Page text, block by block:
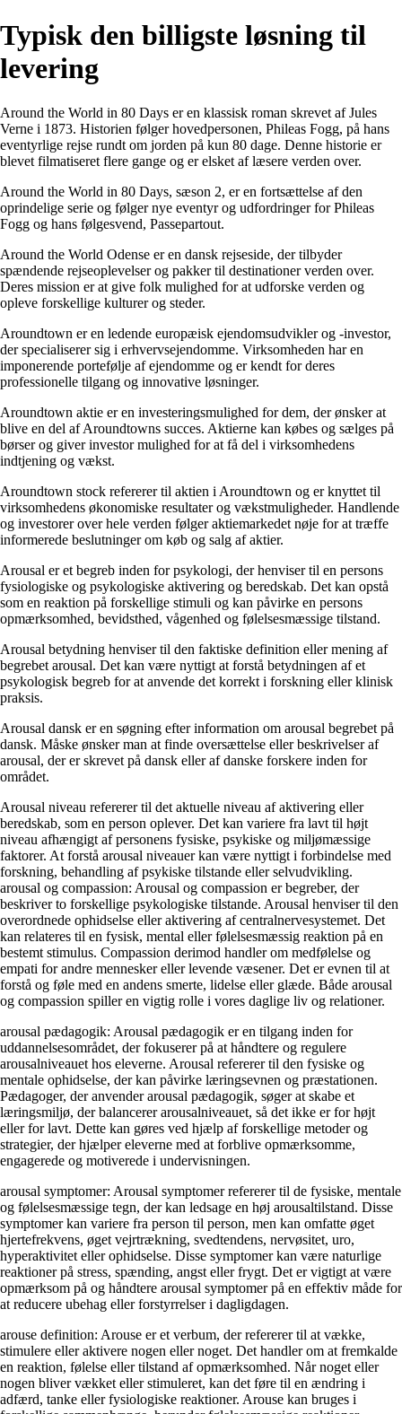
Typisk den billigste løsning til
levering
Around the World in 80 Days er en klassisk roman skrevet af Jules
Verne i 1873. Historien følger hovedpersonen, Phileas Fogg, på hans
eventyrlige rejse rundt om jorden på kun 80 dage. Denne historie er
blevet filmatiseret flere gange og er elsket af læsere verden over.
Around the World in 80 Days, sæson 2, er en fortsættelse af den
oprindelige serie og følger nye eventyr og udfordringer for Phileas
Fogg og hans følgesvend, Passepartout.
Around the World Odense er en dansk rejseside, der tilbyder
spændende rejseoplevelser og pakker til destinationer verden over.
Deres mission er at give folk mulighed for at udforske verden og
opleve forskellige kulturer og steder.
Aroundtown er en ledende europæisk ejendomsudvikler og -investor,
der specialiserer sig i erhvervsejendomme. Virksomheden har en
imponerende portefølje af ejendomme og er kendt for deres
professionelle tilgang og innovative løsninger.
Aroundtown aktie er en investeringsmulighed for dem, der ønsker at
blive en del af Aroundtowns succes. Aktierne kan købes og sælges på
børser og giver investor mulighed for at få del i virksomhedens
indtjening og vækst.
Aroundtown stock refererer til aktien i Aroundtown og er knyttet til
virksomhedens økonomiske resultater og vækstmuligheder. Handlende
og investorer over hele verden følger aktiemarkedet nøje for at træffe
informerede beslutninger om køb og salg af aktier.
Arousal er et begreb inden for psykologi, der henviser til en persons
fysiologiske og psykologiske aktivering og beredskab. Det kan opstå
som en reaktion på forskellige stimuli og kan påvirke en persons
opmærksomhed, bevidsthed, vågenhed og følelsesmæssige tilstand.
Arousal betydning henviser til den faktiske definition eller mening af
begrebet arousal. Det kan være nyttigt at forstå betydningen af et
psykologisk begreb for at anvende det korrekt i forskning eller klinisk
praksis.
Arousal dansk er en søgning efter information om arousal begrebet på
dansk. Måske ønsker man at finde oversættelse eller beskrivelser af
arousal, der er skrevet på dansk eller af danske forskere inden for
området.
Arousal niveau refererer til det aktuelle niveau af aktivering eller
beredskab, som en person oplever. Det kan variere fra lavt til højt
niveau afhængigt af personens fysiske, psykiske og miljømæssige
faktorer. At forstå arousal niveauer kan være nyttigt i forbindelse med
forskning, behandling af psykiske tilstande eller selvudvikling.
arousal og compassion: Arousal og compassion er begreber, der
beskriver to forskellige psykologiske tilstande. Arousal henviser til den
overordnede ophidselse eller aktivering af centralnervesystemet. Det
kan relateres til en fysisk, mental eller følelsesmæssig reaktion på en
bestemt stimulus. Compassion derimod handler om medfølelse og
empati for andre mennesker eller levende væsener. Det er evnen til at
forstå og føle med en andens smerte, lidelse eller glæde. Både arousal
og compassion spiller en vigtig rolle i vores daglige liv og relationer.
arousal pædagogik: Arousal pædagogik er en tilgang inden for
uddannelsesområdet, der fokuserer på at håndtere og regulere
arousalniveauet hos eleverne. Arousal refererer til den fysiske og
mentale ophidselse, der kan påvirke læringsevnen og præstationen.
Pædagoger, der anvender arousal pædagogik, søger at skabe et
læringsmiljø, der balancerer arousalniveauet, så det ikke er for højt
eller for lavt. Dette kan gøres ved hjælp af forskellige metoder og
strategier, der hjælper eleverne med at forblive opmærksomme,
engagerede og motiverede i undervisningen.
arousal symptomer: Arousal symptomer refererer til de fysiske, mentale
og følelsesmæssige tegn, der kan ledsage en høj arousaltilstand. Disse
symptomer kan variere fra person til person, men kan omfatte øget
hjertefrekvens, øget vejrtrækning, svedtendens, nervøsitet, uro,
hyperaktivitet eller ophidselse. Disse symptomer kan være naturlige
reaktioner på stress, spænding, angst eller frygt. Det er vigtigt at være
opmærksom på og håndtere arousal symptomer på en effektiv måde for
at reducere ubehag eller forstyrrelser i dagligdagen.
arouse definition: Arouse er et verbum, der refererer til at vække,
stimulere eller aktivere nogen eller noget. Det handler om at fremkalde
en reaktion, følelse eller tilstand af opmærksomhed. Når noget eller
nogen bliver vækket eller stimuleret, kan det føre til en ændring i
adfærd, tanke eller fysiologiske reaktioner. Arouse kan bruges i